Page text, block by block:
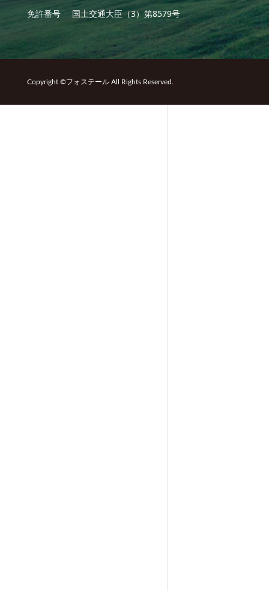
免許番号 国土交通大臣（3）第8579号
Copyright ©フォステール All Rights Reserved.